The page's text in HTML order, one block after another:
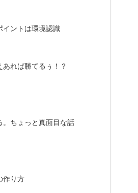
イントは環境認識
あれば勝てるぅ！？
。ちょっと真面目な話
作り方